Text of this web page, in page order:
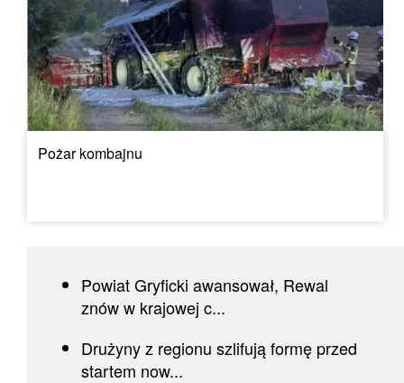
Pożar kombajnu
Powiat Gryficki awansował, Rewal
znów w krajowej c...
Drużyny z regionu szlifują formę przed
startem now...